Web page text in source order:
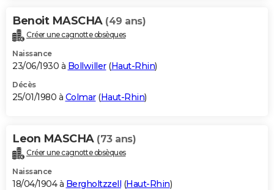
Benoit MASCHA (49 ans)
Créer une cagnotte obsèques
Naissance
23/06/1930 à Bollwiller(Haut-Rhin)
Décès
25/01/1980 à Colmar(Haut-Rhin)
Leon MASCHA (73 ans)
Créer une cagnotte obsèques
Naissance
18/04/1904 à Bergholtzzell (Haut-Rhin)